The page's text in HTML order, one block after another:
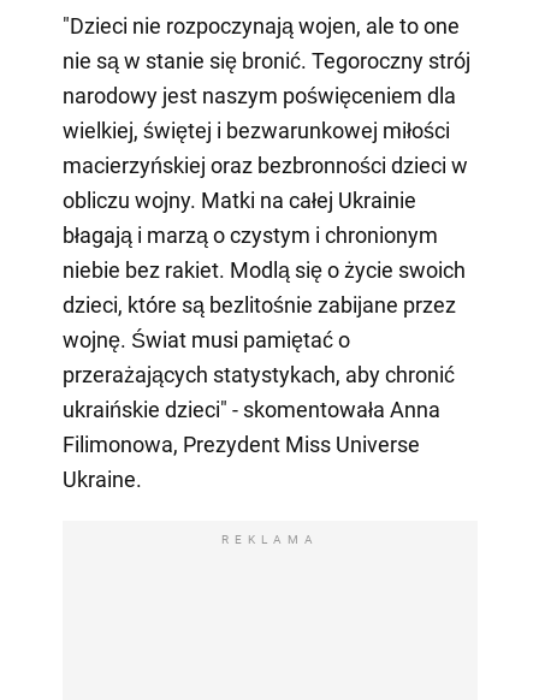
"Dzieci nie rozpoczynają wojen, ale to one
nie są w stanie się bronić. Tegoroczny strój
narodowy jest naszym poświęceniem dla
wielkiej, świętej i bezwarunkowej miłości
macierzyńskiej oraz bezbronności dzieci w
obliczu wojny. Matki na całej Ukrainie
błagają i marzą o czystym i chronionym
niebie bez rakiet. Modlą się o życie swoich
dzieci, które są bezlitośnie zabijane przez
wojnę. Świat musi pamiętać o
przerażających statystykach, aby chronić
ukraińskie dzieci" - skomentowała Anna
Filimonowa, Prezydent Miss Universe
Ukraine.
REKLAMA